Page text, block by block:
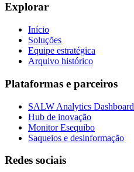
Explorar
Início
Soluções
Equipe estratégica
Arquivo histórico
Plataformas e parceiros
SALW Analytics Dashboard
Hub de inovação
Monitor Esequibo
Saqueios e desinformação
Redes sociais